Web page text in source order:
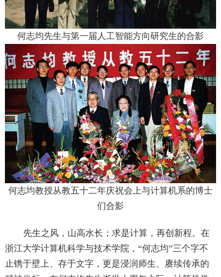
何志均先生与第一届人工智能方向研究生的合影
何志均教授从教五十二年庆祝会上与计算机系的博士
们合影
先生之风，山高水长；求是计算，再创新程。在
浙江大学计算机科学与技术学院，“何志均”三个字不
止镌于壁上、存于文字，更是浸润师生、赓续传承的